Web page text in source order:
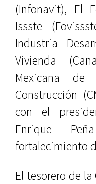
(Infonavit), El
Issste
Industria
Vivienda
Mexicana
Construcción
con el
Enrique
fortalecimiento
El tesorero de la